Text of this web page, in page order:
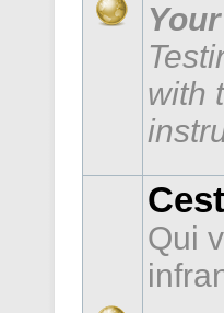
with
Qui